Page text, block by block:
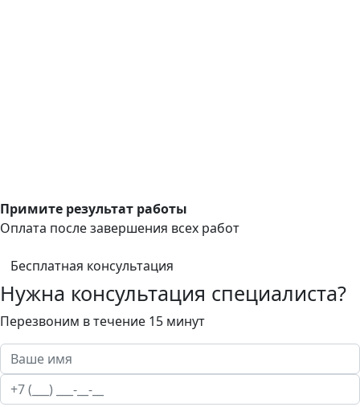
Примите результат работы
Оплата после завершения всех работ
Бесплатная консультация
Нужна консультация специалиста?
Перезвоним в течение 15 минут